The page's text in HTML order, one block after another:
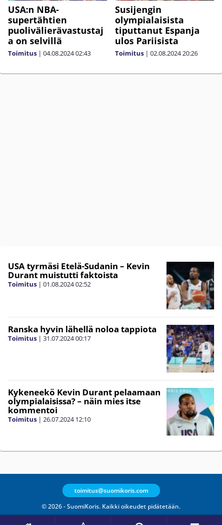
USA:n NBA-
supertähtien
puolivälierävastustaj
a on selvillä
Toimitus | 04.08.202402:43
Susijengin
olympialaisista
tiputtanut Espanja
ulos Pariisista
Toimitus | 02.08.202420:26
USA tyrmäsi Etelä-Sudanin – Kevin
Durant muistutti faktoista
Toimitus | 01.08.202402:52
Ranska hyvin lähellä noloa tappiota
Toimitus | 31.07.202400:17
Kykeneekö Kevin Durant pelaamaan
olympialaisissa? – näin mies itse
kommentoi
Toimitus | 26.07.2024 12:10
© 2026 - SuomiKoris. Kaikki oikeudet pidätetään.
toimitus@suomikoris.com